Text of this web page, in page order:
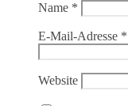
Name *
E-Mail-Adresse *
Website